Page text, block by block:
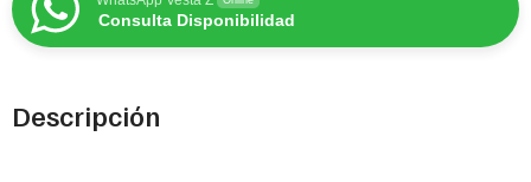
Consulta Disponibilidad
Descripción